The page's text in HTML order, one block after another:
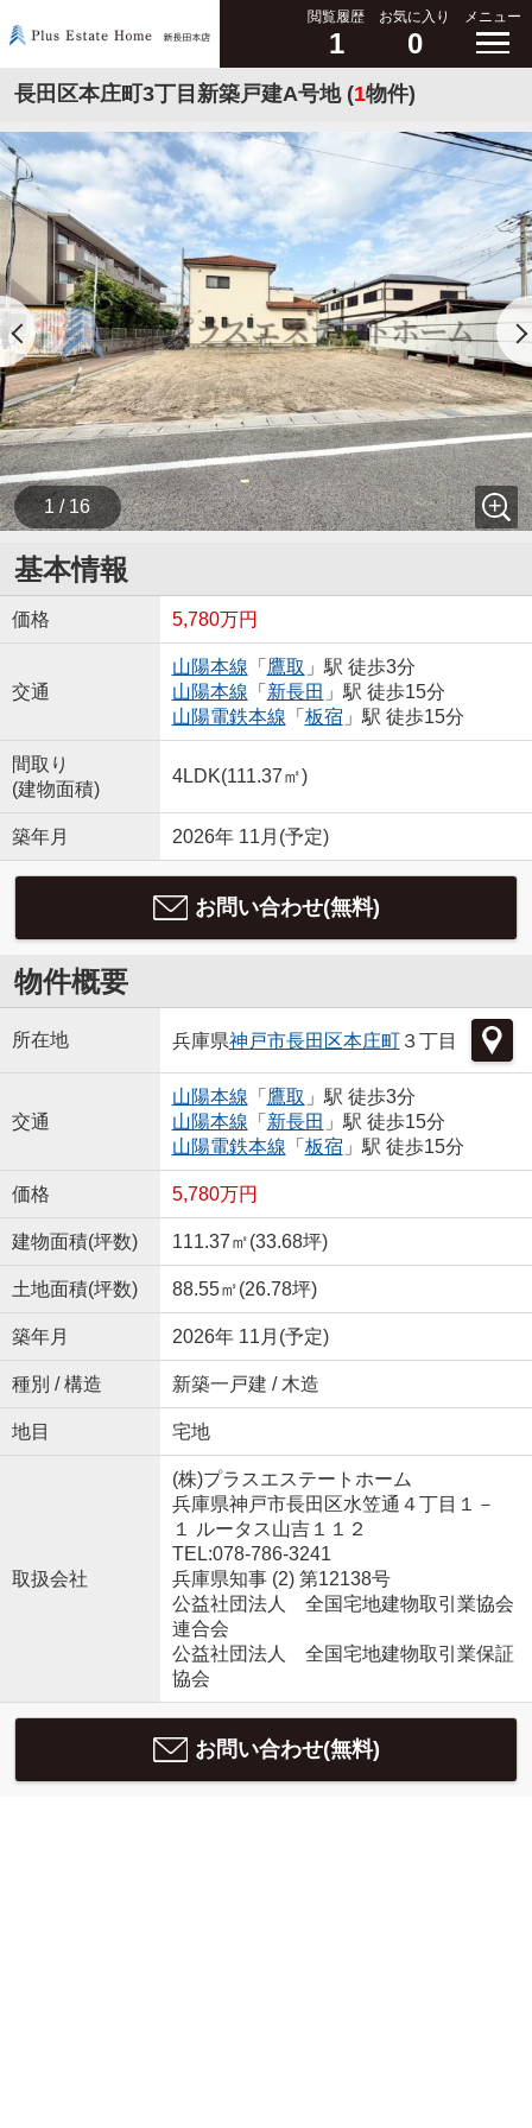
閲覧履歴
1
お気に入り
0
メニュー
長田区本庄町3丁目新築戸建A号地 (1物件)
1 / 16
基本情報
価格 5,780万円
交通
山陽本線 「 鷹取 」駅 徒歩3分
山陽本線 「 新長田 」駅 徒歩15分
山陽電鉄本線 「 板宿 」駅 徒歩15分
間取り
(建物面積)
4LDK(111.37㎡)
築年月 2026年 11月(予定)
お問い合わせ(無料)
物件概要
所在地 兵庫県神戸市長田区本庄町３丁目
交通
山陽本線 「 鷹取 」駅 徒歩3分
山陽本線 「 新長田 」駅 徒歩15分
山陽電鉄本線 「 板宿 」駅 徒歩15分
価格 5,780万円
建物面積(坪数) 111.37㎡(33.68坪)
土地面積(坪数) 88.55㎡(26.78坪)
築年月 2026年 11月(予定)
種別 / 構造 新築一戸建 / 木造
地目 宅地
取扱会社
(株)プラスエステートホーム
兵庫県神戸市長田区水笠通４丁目１－
１ ルータス山吉１１２
TEL:078-786-3241
兵庫県知事 (2) 第12138号
公益社団法人 全国宅地建物取引業協会
連合会
公益社団法人 全国宅地建物取引業保証
協会
お問い合わせ(無料)